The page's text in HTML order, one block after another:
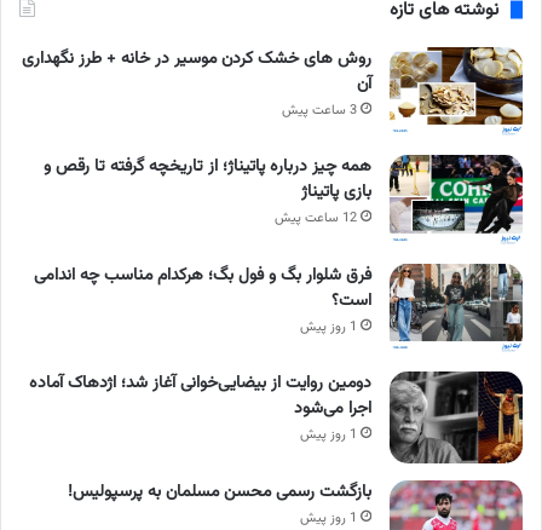
نوشته های تازه
روش های خشک کردن موسیر در خانه + طرز نگهداری
آن
3 ساعت پیش
همه چیز درباره پاتیناژ؛ از تاریخچه گرفته تا رقص و
بازی پاتیناژ
12 ساعت پیش
فرق شلوار بگ و فول بگ؛ هرکدام مناسب چه اندامی
است؟
1 روز پیش
دومین روایت از بیضایی‌خوانی آغاز شد؛ اژدهاک آماده
اجرا می‌شود
1 روز پیش
بازگشت رسمی محسن مسلمان به پرسپولیس!
1 روز پیش